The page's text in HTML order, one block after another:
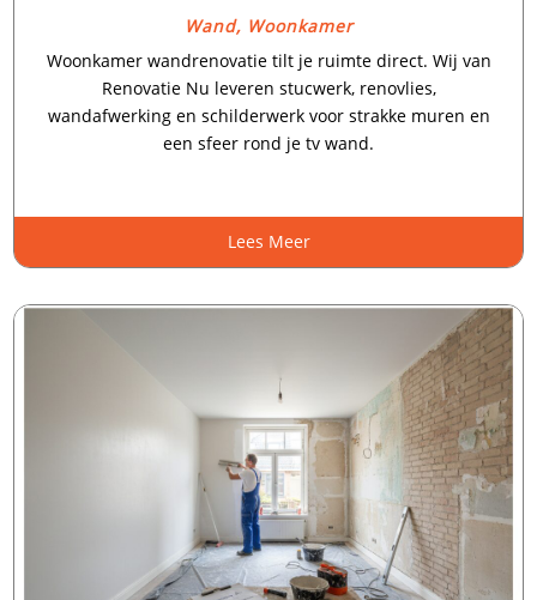
Wand, Woonkamer
Woonkamer wandrenovatie tilt je ruimte direct.​ Wij van
Renovatie Nu leveren stucwerk, renovlies,
wandafwerking en schilderwerk voor strakke muren en
een sfeer rond je tv wand.​
Lees Meer